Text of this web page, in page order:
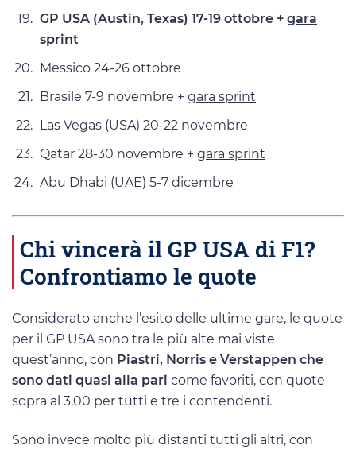
GP USA (Austin, Texas) 17-19 ottobre + gara
sprint
Messico 24-26 ottobre
Brasile 7-9 novembre + gara sprint
Las Vegas (USA) 20-22 novembre
Qatar 28-30 novembre + gara sprint
Abu Dhabi (UAE) 5-7 dicembre
Chi vincerà il GP USA di F1?
Confrontiamo le quote
Considerato anche l’esito delle ultime gare, le quote
per il GP USA sono tra le più alte mai viste
quest’anno, con Piastri, Norris e Verstappen che
sono dati quasi alla pari come favoriti, con quote
sopra al 3,00 per tutti e tre i contendenti.
Sono invece molto più distanti tutti gli altri, con